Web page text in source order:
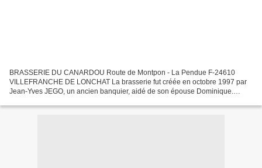
BRASSERIE DU CANARDOU Route de Montpon - La Pendue F-24610
VILLEFRANCHE DE LONCHAT La brasserie fut créée en octobre 1997 par
Jean-Yves JEGO, un ancien banquier, aidé de son épouse Dominique.